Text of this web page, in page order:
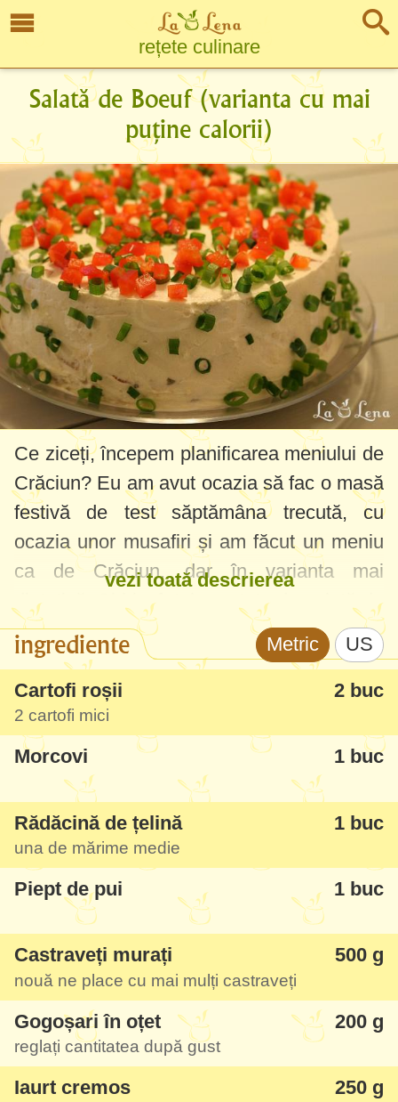
rețete culinare
Salată de Boeuf (varianta cu mai
puține calorii)
Ce ziceți, începem planificarea meniului de
Crăciun? Eu am avut ocazia să fac o masă
festivă de test săptămâna trecută, cu
ocazia unor musafiri și am făcut un meniu
ca de Crăciun, dar în varianta mai
dietetică. Și bineînțeles rețeta de salată de
boeuf a fost prima supusă modificărilor și a
trecut testul cu brio!
Am savurat-o cu toții și am zis că va fi
vedeta și de Crăciun, fără să simtă cineva
vreo diferență, doar că nu le va cădea greu
la stomac :)
Pe lângă faptul că am făcut-o mai light vă
dau și o sugestie de prezentare, în formă
de tort, ornat cu ardei și ceapă verde,
puteți folosi gogoșari în oțet în loc de ardei.
Carnea de pui se poate înlocui cu cea de
vită, dacă vă place să puneți mazăre verde
în salată o puteți înlocui cu fasole verde
fiartă.
vezi toată descrierea
ingrediente Metric US
Cartofi roșii 2 buc
2 cartofi mici
Morcovi 1 buc
Rădăcină de țelină 1 buc
una de mărime medie
Piept de pui 1 buc
Castraveți murați 500 g
nouă ne place cu mai mulți castraveți
Gogoșari în oțet 200 g
reglați cantitatea după gust
Iaurt cremos 250 g